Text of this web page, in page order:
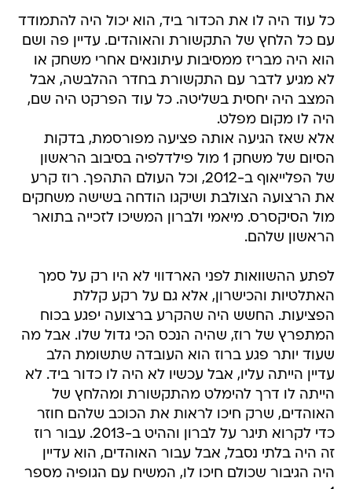
כל עוד היה לו את הכדור ביד, הוא יכול היה להתמודד
עם כל הלחץ של התקשורת והאוהדים. עדיין פה ושם
הוא היה מבריז ממסיבות עיתונאים אחרי משחק או
לא מגיע לדבר עם התקשורת בחדר ההלבשה, אבל
המצב היה יחסית בשליטה. כל עוד הפרקט היה שם,
היה לו מקום מפלט.
אלא שאז הגיעה אותה פציעה מפורסמת, בדקות
הסיום של משחק 1 מול פילדלפיה בסיבוב הראשון
של הפלייאוף ב-2012, וכל העולם התהפך. רוז קרע
את הרצועה הצולבת ושיקגו הודחה בשישה משחקים
מול הסיקסרס. מיאמי ולברון המשיכו לזכייה בתואר
הראשון שלהם.
לפתע ההשוואות לפני הארדווי לא היו רק על סמך
האתלטיות והכישרון, אלא גם על רקע קללת
הפציעות. החשש היה שהקרע ברצועה יפגע בכוח
המתפרץ של רוז, שהיה הנכס הכי גדול שלו. אבל מה
שעוד יותר פגע ברוז הוא העובדה שתשומת הלב
עדיין הייתה עליו, אבל עכשיו לא היה לו כדור ביד. לא
הייתה לו דרך להימלט מהתקשורת ומהלחץ של
האוהדים, שרק חיכו לראות את הכוכב שלהם חוזר
כדי לקרוא תיגר על לברון וההיט ב-2013. עבור רוז
זה היה בלתי נסבל, אבל עבור האוהדים, הוא עדיין
היה הגיבור שכולם חיכו לו, המשיח עם הגופיה מספר